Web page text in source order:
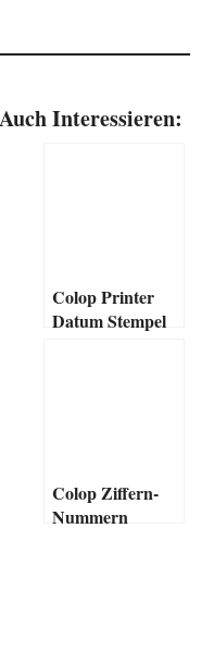
Interessieren:
Colop Printer
Datum Stempel
Colop Ziffern-
Nummern